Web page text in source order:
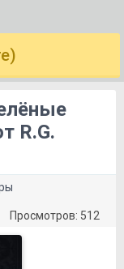
R.G.
Просмотров: 512